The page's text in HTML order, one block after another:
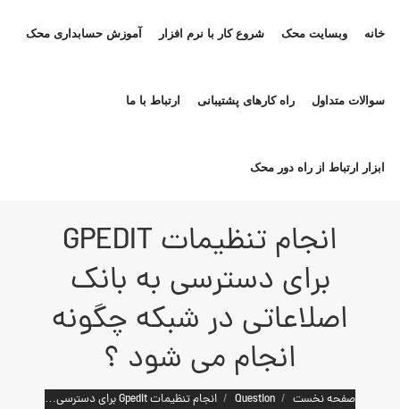
خانه وبسایت محک شروع کار با نرم افزار آموزش حسابداری محک
سوالات متداول راه کارهای پشتیبانی ارتباط با ما
ابزار ارتباط از راه دور محک
انجام تنظیمات GPEDIT
برای دسترسی به بانک
اصلاعاتی در شبکه چگونه
انجام می شود ؟
مکان شما:
صفحه نخست Question انجام تنظیمات Gpedit برای دسترسی…